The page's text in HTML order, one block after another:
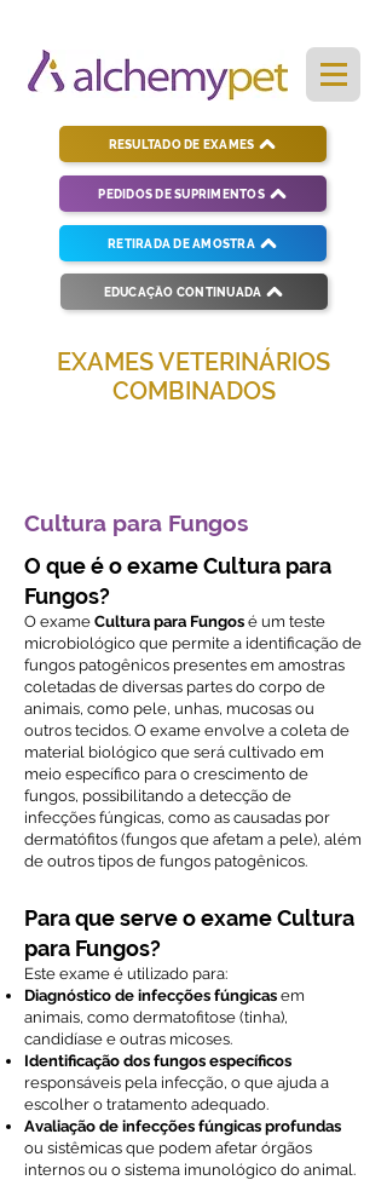
PEDIDOS DE SUPRIMENTOS
RESULTADO DE EXAMES
RETIRADA DE AMOSTRA
EDUCAÇÃO CONTINUADA
EXAMES VETERINÁRIOS
COMBINADOS
Cultura para Fungos
O que é o exame Cultura para
Fungos?
O exame Cultura para Fungos é um teste
microbiológico que permite a identificação de
fungos patogênicos presentes em amostras
coletadas de diversas partes do corpo de
animais, como pele, unhas, mucosas ou
outros tecidos. O exame envolve a coleta de
material biológico que será cultivado em
meio específico para o crescimento de
fungos, possibilitando a detecção de
infecções fúngicas, como as causadas por
dermatófitos (fungos que afetam a pele), além
de outros tipos de fungos patogênicos.
Para que serve o exame Cultura
para Fungos?
Este exame é utilizado para:
Diagnóstico de infecções fúngicas em
animais, como dermatofitose (tinha),
candidíase e outras micoses.
Identificação dos fungos específicos
responsáveis pela infecção, o que ajuda a
escolher o tratamento adequado.
Avaliação de infecções fúngicas profundas
ou sistêmicas que podem afetar órgãos
internos ou o sistema imunológico do animal.